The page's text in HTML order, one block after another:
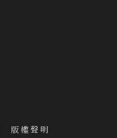
版權聲明